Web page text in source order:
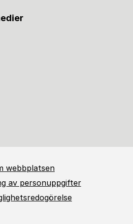
webbplatsen
av personuppgifter